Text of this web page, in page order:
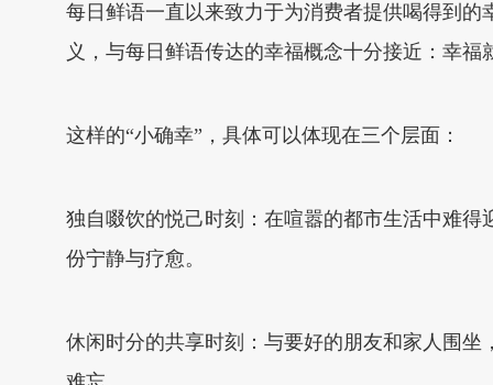
每日鲜语一直以来致力于为消费者提供喝得到的
义，与每日鲜语传达的幸福概念十分接近：幸福
这样的“小确幸”，具体可以体现在三个层面：
独自啜饮的悦己时刻：在喧嚣的都市生活中难
份宁静与疗愈。
休闲时分的共享时刻：与要好的朋友和家人围